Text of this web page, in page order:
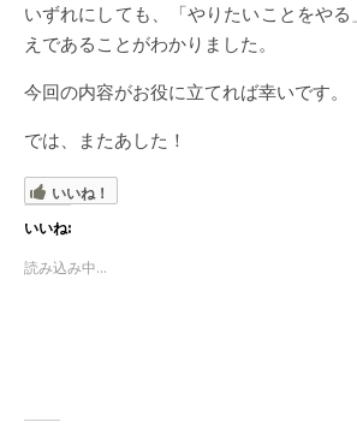
いずれにしても、「やりたいことをや
えであることがわかりました。
今回の内容がお役に立てれば幸いです。
では、またあした！
いいね！
いいね:
読み込み中...